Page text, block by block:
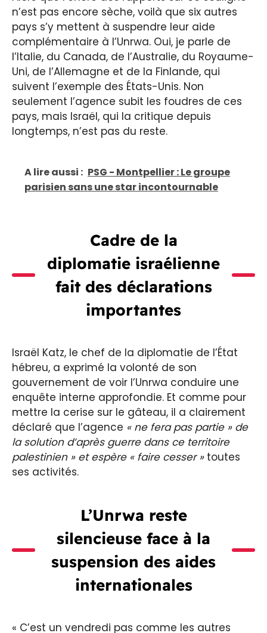
n’est pas encore sèche, voilà que six autres
pays s’y mettent à suspendre leur aide
complémentaire à l’Unrwa. Oui, je parle de
l’Italie, du Canada, de l’Australie, du Royaume-
Uni, de l’Allemagne et de la Finlande, qui
suivent l’exemple des États-Unis. Non
seulement l’agence subit les foudres de ces
pays, mais Israël, qui la critique depuis
longtemps, n’est pas du reste.
A lire aussi : PSG - Montpellier : Le groupe
parisien sans une star incontournable
Cadre de la
diplomatie israélienne
fait des déclarations
importantes
Israël Katz, le chef de la diplomatie de l’État
hébreu, a exprimé la volonté de son
gouvernement de voir l’Unrwa conduire une
enquête interne approfondie. Et comme pour
mettre la cerise sur le gâteau, il a clairement
déclaré que l’agence « ne fera pas partie » de
la solution d’après guerre dans ce territoire
palestinien » et espère « faire cesser »toutes
ses activités.
L’Unrwa reste
silencieuse face à la
suspension des aides
internationales
« C’est un vendredi pas comme les autres